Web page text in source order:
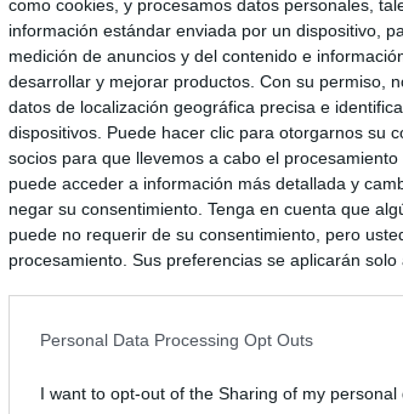
como cookies, y procesamos datos personales,
información estándar enviada por un dispositivo,
medición de anuncios y del contenido e
desarrollar y mejorar productos. Con su permiso,
datos de localización geográfica precisa e
dispositivos. Puede hacer clic para otorgarnos su
socios para que llevemos a cabo el
puede acceder a información más detallada y
negar su consentimiento. Tenga en cuenta que
puede no requerir de su consentimiento, pero
procesamiento. Sus preferencias se aplicarán
Personal Data Processing Opt Outs
I want to opt-out of the Sharing of my personal